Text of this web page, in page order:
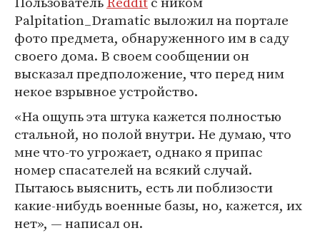
Palpitation_Dramatic выложил на портале
фото предмета, обнаруженного им в саду
своего дома. В своем сообщении он
высказал предположение, что перед ним
некое взрывное устройство.
«На ощупь эта штука кажется полностью
стальной, но полой внутри. Не думаю, что
мне что-то угрожает, однако я припас
номер спасателей на всякий случай.
Пытаюсь выяснить, есть ли поблизости
какие-нибудь военные базы, но, кажется, их
нет», — написал он.